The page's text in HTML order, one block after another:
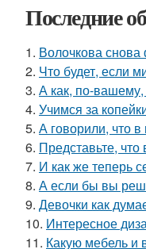
Последние
1. Волочкова снова
2. Что будет, если
3. А как, по-
4. Учимся за
5. А говорили, что
6. Представьте,
7. И как же теперь
8. А если бы вы
9. Девочки как
10. Интересное
11. Какую мебель и